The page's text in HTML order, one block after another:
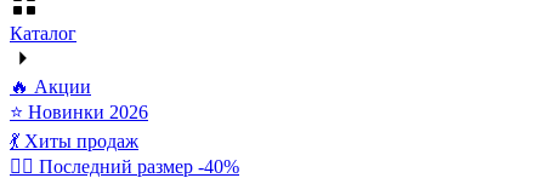
Каталог
🔥 Акции
⭐ Новинки 2026
💃 Хиты продаж
🏃‍♀️ Последний размер -40%